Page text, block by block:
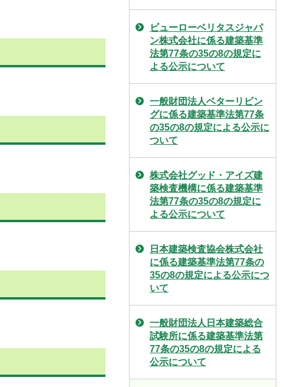
ビューローベリタスジャパ
ン株式会社に係る建築基準
法第77条の35の8の規定に
よる公示について
一般財団法人ベターリビン
グに係る建築基準法第77条
の35の8の規定による公示に
ついて
株式会社グッド・アイズ建
築検査機構に係る建築基準
法第77条の35の8の規定に
よる公示について
日本建築検査協会株式会社
に係る建築基準法第77条の
35の8の規定による公示につ
いて
一般財団法人日本建築総合
試験所に係る建築基準法第
77条の35の8の規定による
公示について